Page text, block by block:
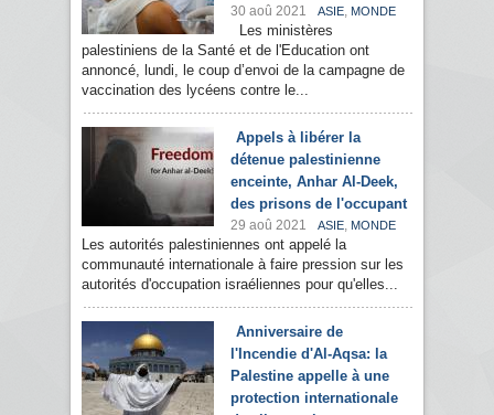
30 aoû 2021 ASIE, MONDE
Les ministères
palestiniens de la Santé et de l'Education ont
annoncé, lundi, le coup d’envoi de la campagne de
vaccination des lycéens contre le...
Appels à libérer la
détenue palestinienne
enceinte, Anhar Al-Deek,
des prisons de l'occupant
29 aoû 2021 ASIE, MONDE
Les autorités palestiniennes ont appelé la
communauté internationale à faire pression sur les
autorités d'occupation israéliennes pour qu'elles...
Anniversaire de
l'Incendie d'Al-Aqsa: la
Palestine appelle à une
protection internationale